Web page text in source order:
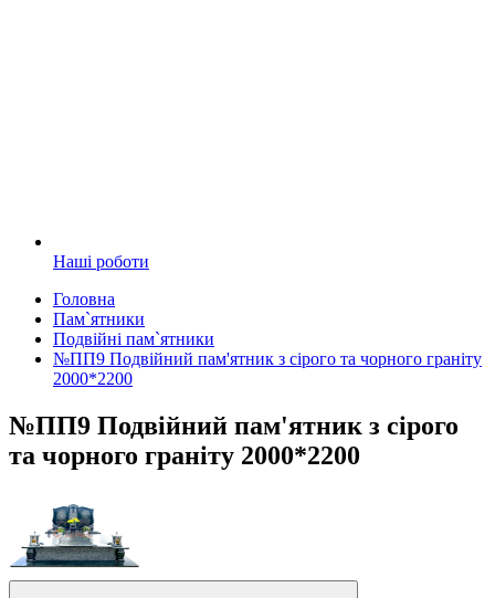
Наші роботи
Головна
Пам`ятники
Подвійні пам`ятники
№ПП9 Подвійний пам'ятник з сірого та чорного граніту
2000*2200
№ПП9 Подвійний пам'ятник з сірого
та чорного граніту 2000*2200